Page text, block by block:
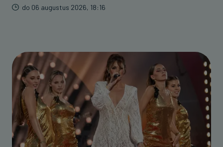
do 06 augustus 2026, 18:16